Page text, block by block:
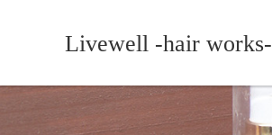
Livewell -hair works-